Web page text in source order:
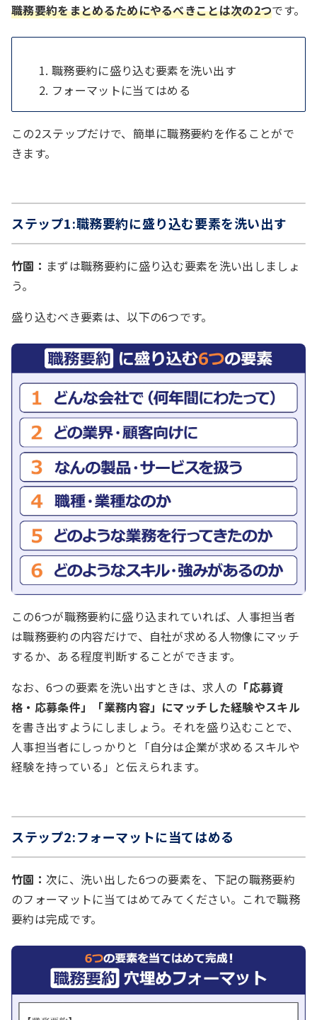
職務要約をまとめるためにやるべきことは次の2つです。
職務要約に盛り込む要素を洗い出す
フォーマットに当てはめる
この2ステップだけで、簡単に職務要約を作ることがで
きます。
ステップ1:職務要約に盛り込む要素を洗い出す
竹園： まずは職務要約に盛り込む要素を洗い出しましょ
う。
盛り込むべき要素は、以下の6つです。
この6つが職務要約に盛り込まれていれば、人事担当者
は職務要約の内容だけで、自社が求める人物像にマッチ
するか、ある程度判断することができます。
なお、6つの要素を洗い出すときは、求人の 「応募資
格・応募条件」「業務内容」にマッチした経験やスキル
を書き出すようにしましょう。それを盛り込むことで、
人事担当者にしっかりと「自分は企業が求めるスキルや
経験を持っている」と伝えられます。
ステップ2:フォーマットに当てはめる
竹園： 次に、洗い出した6つの要素を、下記の職務要約
のフォーマットに当てはめてみてください。これで職務
要約は完成です。